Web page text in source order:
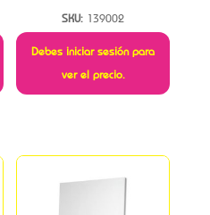
SKU: 139002
Debes iniciar sesión para
ver el precio.